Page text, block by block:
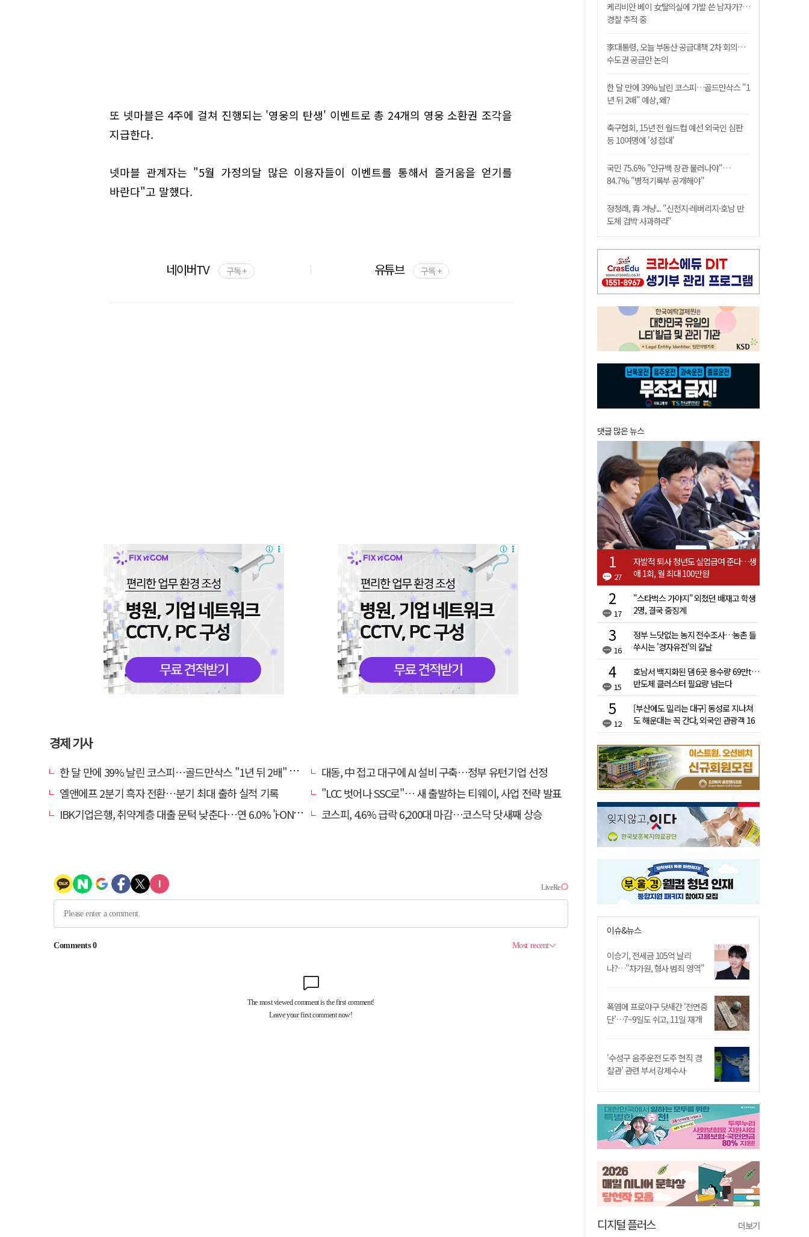
또 넷마블은 4주에 걸쳐 진행되는 '영웅의 탄생' 이벤트로 총 24개의 영웅 소환권 조각을
지급한다.
넷마블 관계자는 "5월 가정의달 많은 이용자들이 이벤트를 통해서 즐거움을 얻기를
바란다"고 말했다.
네이버TV 구독 + 유튜브 구독 +
경제 기사
한 달 만에 39% 날린 코스피…골드만삭스 "1년 뒤 2배" 예상, 왜?
대동, 中 접고 대구에 AI 설비 구축…정부 유턴기업 선정
엘앤에프 2분기 흑자 전환…분기 최대 출하 실적 기록
"LCC 벗어나 SSC로"… 새 출발하는 티웨이, 사업 전략 발표
IBK기업은행, 취약계층 대출 문턱 낮춘다…연 6.0% 'i-ONE 햇살론 특례보증' 비대면 출시
코스피, 4.6% 급락 6,200대 마감…코스닥 닷새째 상승
케리비안 베이 女탈의실에 가발 쓴 남자가?…
경찰 추적 중
李대통령, 오늘 부동산 공급대책 2차 회의…
수도권 공급안 논의
한 달 만에 39% 날린 코스피…골드만삭스 "1
년 뒤 2배" 예상, 왜?
축구협회, 15년 전 월드컵 예선 외국인 심판
등 10여명에 '성 접대'
국민 75.6% "안규백 장관 물러나야"…
84.7% "병적기록부 공개해야"
정청래, 靑 겨냥... "신천지·레버리지·호남 반
도체 겁박 사과하라"
댓글 많은 뉴스
27
자발적 퇴사 청년도 실업급여 준다…생
애 1회, 월 최대 100만원
17
"스타벅스 가야지" 외쳤던 배재고 학생
2명, 결국 중징계
16
정부 느닷없는 농지 전수조사…농촌 들
쑤시는 '경자유전'의 칼날
15
호남서 백지화된 댐 6곳 용수량 69만t…
반도체 클러스터 필요량 넘는다
12
[부산에도 밀리는 대구] 동성로 지나쳐
도 해운대는 꼭 간다, 외국인 관광객 16
이슈&뉴스
이승기, 전세금 105억 날리
나?…"차가원, 형사 범죄 영역"
폭염에 프로야구 닷새간 '전면중
단'…7~9일도 쉬고, 11일 재개
'수성구 음주운전 도주 현직 경
찰관' 관련 부서 강제수사
디지털 플러스 더보기